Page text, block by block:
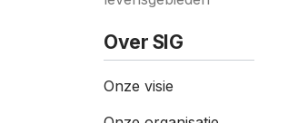
Over SIG
Onze visie